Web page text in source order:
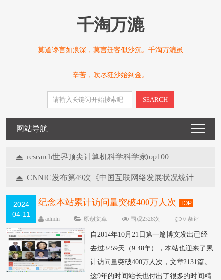
千淘万漉
莫道谗言如浪深，莫言迁客似沙沉。千淘万漉虽
辛苦，吹尽狂沙始到金。
SEARCH
网站导航
research世界顶尖计算机科学科学家top100
2022-03-02
CNNIC发布第49次《中国互联网络发展状况统计
报告》 2022-03-15
2024
04-11
纪念本站累计访问量突破400万人次 TOP
admin 原创文章 围观2328次
0 条评
自2014年10月21日第一篇博文发出已经
去过3459天（9.48年），本站也迎来了累
计访问量突破400万人次，文章2131篇。
这9年的时间站长也付出了很多的时间精